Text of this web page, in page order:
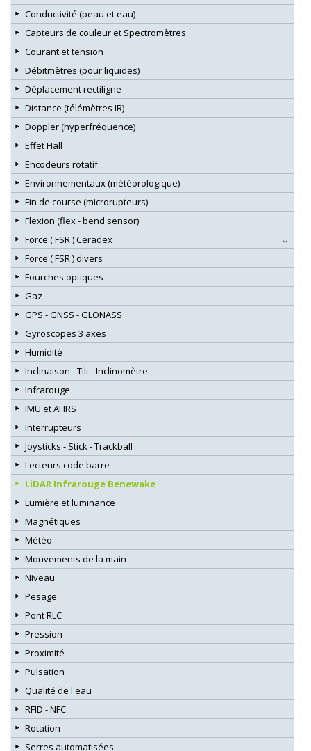
Conductivité (peau et eau)
Capteurs de couleur et Spectromètres
Courant et tension
Débitmètres (pour liquides)
Déplacement rectiligne
Distance (télémètres IR)
Doppler (hyperfréquence)
Effet Hall
Encodeurs rotatif
Environnementaux (météorologique)
Fin de course (microrupteurs)
Flexion (flex - bend sensor)
Force ( FSR ) Ceradex
Force ( FSR ) divers
Fourches optiques
Gaz
GPS - GNSS - GLONASS
Gyroscopes 3 axes
Humidité
Inclinaison - Tilt - Inclinomètre
Infrarouge
IMU et AHRS
Interrupteurs
Joysticks - Stick - Trackball
Lecteurs code barre
LiDAR Infrarouge Benewake
Lumière et luminance
Magnétiques
Météo
Mouvements de la main
Niveau
Pesage
Pont RLC
Pression
Proximité
Pulsation
Qualité de l'eau
RFID - NFC
Rotation
Serres automatisées